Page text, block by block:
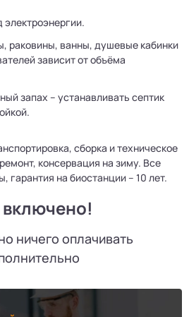
раковины, ванны, душевые кабинки
зависит от объёма
запах – устанавливать септик
сборка и техническое
консервация на зиму. Все
гарантия на биостанции – 10 лет.
включено!
ничего оплачивать